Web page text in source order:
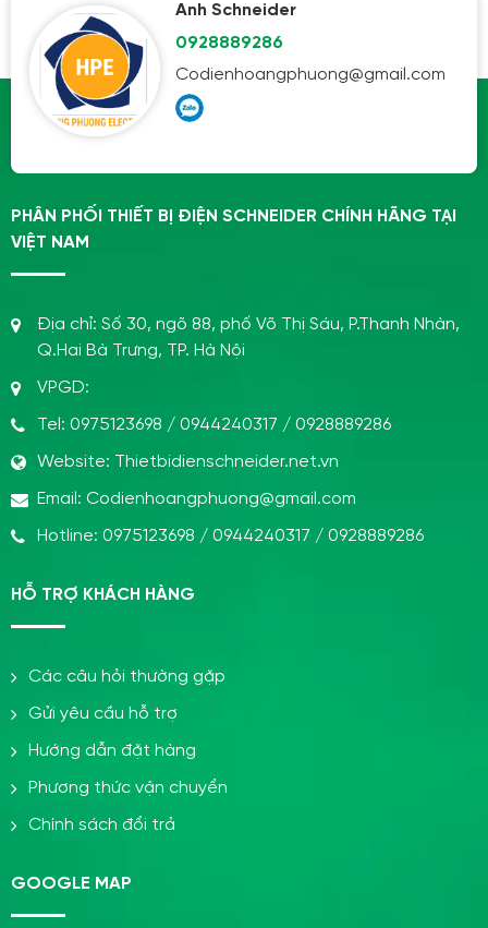
Anh Schneider
0928889286
Codienhoangphuong@gmail.com
PHÂN PHỐI THIẾT BỊ ĐIỆN SCHNEIDER CHÍNH HÃNG TẠI
VIỆT NAM
Địa chỉ: Số 30, ngõ 88, phố Võ Thị Sáu, P.Thanh Nhàn,
Q.Hai Bà Trưng, TP. Hà Nội
VPGD:
Tel: 0975123698 / 0944240317 / 0928889286
Website: Thietbidienschneider.net.vn
Email: Codienhoangphuong@gmail.com
Hotline: 0975123698 / 0944240317 / 0928889286
HỖ TRỢ KHÁCH HÀNG
Các câu hỏi thường gặp
Gửi yêu cầu hỗ trợ
Hướng dẫn đặt hàng
Phương thức vận chuyển
Chính sách đổi trả
GOOGLE MAP